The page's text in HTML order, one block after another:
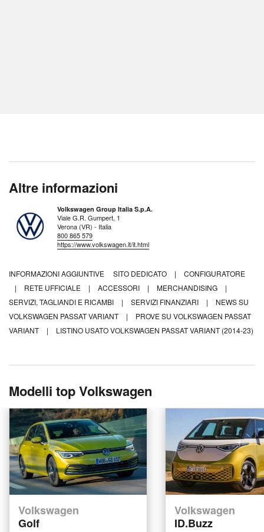
Altre informazioni
Volkswagen Group Italia S.p.A.
Viale G.R. Gumpert, 1
Verona (VR) - Italia
800 865 579
https://www.volkswagen.it/it.html
INFORMAZIONI AGGIUNTIVE SITO DEDICATO |
CONFIGURATORE
|
RETE UFFICIALE | ACCESSORI | MERCHANDISING
|
SERVIZI, TAGLIANDI E RICAMBI
| SERVIZI FINANZIARI |
NEWS SU
VOLKSWAGEN PASSAT VARIANT
|
PROVE SU VOLKSWAGEN PASSAT
VARIANT
| LISTINO USATO VOLKSWAGEN PASSAT VARIANT (2014-23)
Modelli top Volkswagen
Volkswagen
Golf
Volkswagen
ID.Buzz